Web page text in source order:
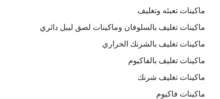
ماكينات تعبئه وتغليف
ماكينات تغليف بالسلوفان وماكينات لصق ليبل دائري
ماكينات تغليف بالشرنك الحراري
ماكينات تغليف بالفاكيوم
ماكينات تغليف شرنك
ماكينات فاكيوم